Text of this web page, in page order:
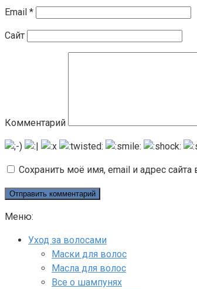
Email *
Сайт
Комментарий
Сохранить моё имя, email и адрес
Меню:
Уход за волосами
Маски для волос
Масла для волос
Все о шампунях